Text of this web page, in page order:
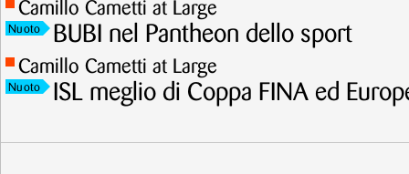
Camillo Cametti at Large
Nuoto BUBI nel Pantheon dello sport
Camillo Cametti at Large
Nuoto ISL meglio di Coppa FINA ed